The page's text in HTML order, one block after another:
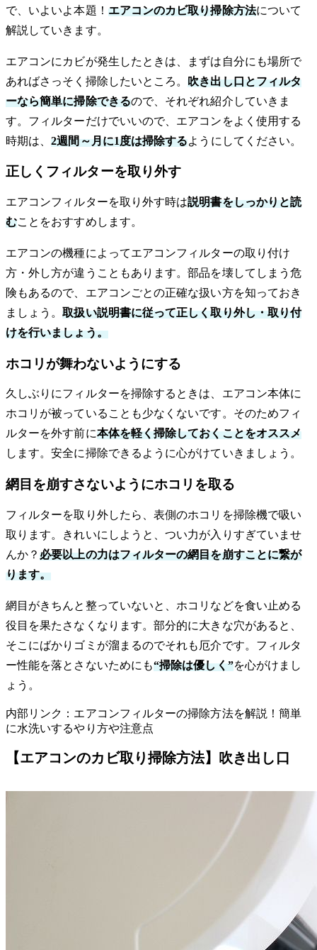
で、いよいよ本題！ エアコンのカビ取り掃除方法について
解説していきます。
エアコンにカビが発生したときは、まずは自分にも場所で
あればさっそく掃除したいところ。吹き出し口とフィルタ
ーなら簡単に掃除できるので、それぞれ紹介していきま
す。フィルターだけでいいので、エアコンをよく使用する
時期は、2週間～月に1度は掃除するようにしてください。
正しくフィルターを取り外す
エアコンフィルターを取り外す時は説明書をしっかりと読
むことをおすすめします。
エアコンの機種によってエアコンフィルターの取り付け
方・外し方が違うこともあります。部品を壊してしまう危
険もあるので、エアコンごとの正確な扱い方を知っておき
ましょう。取扱い説明書に従って正しく取り外し・取り付
けを行いましょう。
ホコリが舞わないようにする
久しぶりにフィルターを掃除するときは、エアコン本体に
ホコリが被っていることも少なくないです。そのためフィ
ルターを外す前に本体を軽く掃除しておくことをオススメ
します。安全に掃除できるように心がけていきましょう。
網目を崩すさないようにホコリを取る
フィルターを取り外したら、表側のホコリを掃除機で吸い
取ります。きれいにしようと、つい力が入りすぎていませ
んか？必要以上の力はフィルターの網目を崩すことに繋が
ります。
網目がきちんと整っていないと、ホコリなどを食い止める
役目を果たさなくなります。部分的に大きな穴があると、
そこにばかりゴミが溜まるのでそれも厄介です。フィルタ
ー性能を落とさないためにも“掃除は優しく”を心がけまし
ょう。
内部リンク：エアコンフィルターの掃除方法を解説！簡単
に水洗いするやり方や注意点
【エアコンのカビ取り掃除方法】吹き出し口